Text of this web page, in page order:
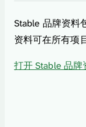
Stable 品牌资料
资料可在所有项
打开 Stable 品牌